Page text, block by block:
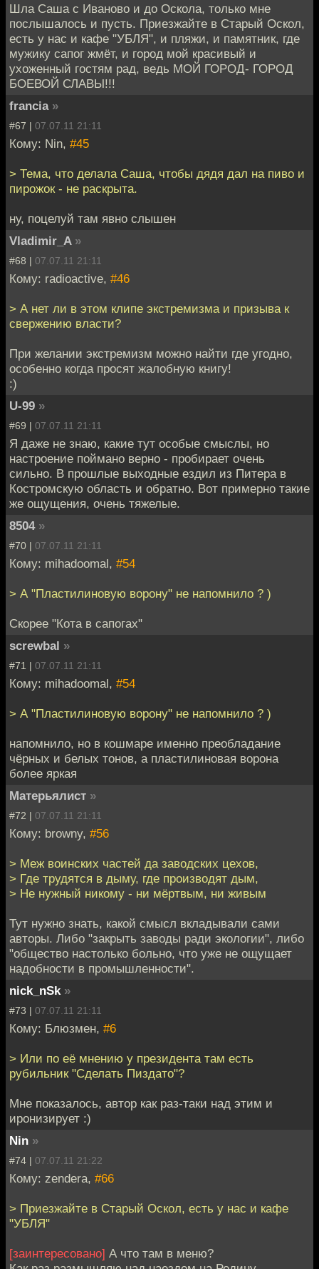
Шла Саша с Иваново и до Оскола, только мне
послышалось и пусть. Приезжайте в Старый Оскол,
есть у нас и кафе "УБЛЯ", и пляжи, и памятник, где
мужику сапог жмёт, и город мой красивый и
ухоженный гостям рад, ведь МОЙ ГОРОД- ГОРОД
БОЕВОЙ СЛАВЫ!!!
francia »
#67 | 07.07.11 21:11
Кому: Nin, #45
> Тема, что делала Саша, чтобы дядя дал на пиво и
пирожок - не раскрыта.
ну, поцелуй там явно слышен
Vladimir_A »
#68 | 07.07.11 21:11
Кому: radioactive, #46
> А нет ли в этом клипе экстремизма и призыва к
свержению власти?
При желании экстремизм можно найти где угодно,
особенно когда просят жалобную книгу!
:)
U-99 »
#69 | 07.07.11 21:11
Я даже не знаю, какие тут особые смыслы, но
настроение поймано верно - пробирает очень
сильно. В прошлые выходные ездил из Питера в
Костромскую область и обратно. Вот примерно такие
же ощущения, очень тяжелые.
8504 »
#70 | 07.07.11 21:11
Кому: mihadoomal, #54
> А "Пластилиновую ворону" не напомнило ? )
Скорее "Кота в сапогах"
screwbal »
#71 | 07.07.11 21:11
Кому: mihadoomal, #54
> А "Пластилиновую ворону" не напомнило ? )
напомнило, но в кошмаре именно преобладание
чёрных и белых тонов, а пластилиновая ворона
более яркая
Матерьялист »
#72 | 07.07.11 21:11
Кому: browny, #56
> Меж воинских частей да заводских цехов,
> Где трудятся в дыму, где производят дым,
> Не нужный никому - ни мёртвым, ни живым
Тут нужно знать, какой смысл вкладывали сами
авторы. Либо "закрыть заводы ради экологии", либо
"общество настолько больно, что уже не ощущает
надобности в промышленности".
nick_nSk »
#73 | 07.07.11 21:11
Кому: Блюзмен, #6
> Или по её мнению у президента там есть
рубильник "Сделать Пиздато"?
Мне показалось, автор как раз-таки над этим и
иронизирует :)
Nin »
#74 | 07.07.11 21:22
Кому: zendera, #66
> Приезжайте в Старый Оскол, есть у нас и кафе
"УБЛЯ"
[заинтересовано] А что там в меню?